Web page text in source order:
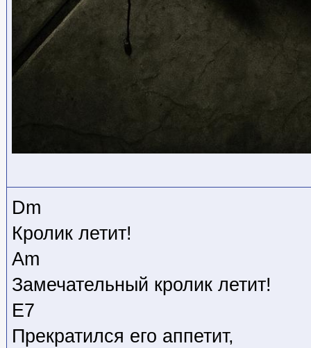
Dm
Кролик летит!
Am
Замечательный кролик летит!
E7
Прекратился его аппетит,